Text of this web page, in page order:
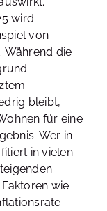
wird
von
Während die
bleibt,
für eine
Wer in
in vielen
wie